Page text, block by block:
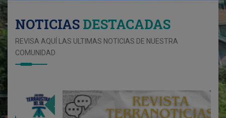
NOTICIAS DESTACADAS
REVISA AQUÍ LAS ULTIMAS NOTICIAS DE NUESTRA
COMUNIDAD
19
JAN